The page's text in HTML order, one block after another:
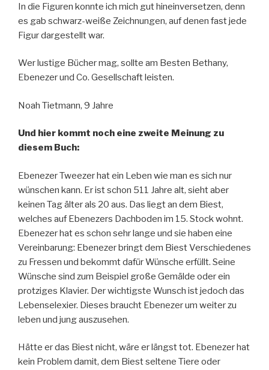
In die Figuren konnte ich mich gut hineinversetzen, denn
es gab schwarz-weiße Zeichnungen, auf denen fast jede
Figur dargestellt war.
Wer lustige Bücher mag, sollte am Besten Bethany,
Ebenezer und Co. Gesellschaft leisten.
Noah Tietmann, 9 Jahre
Und hier kommt noch eine zweite Meinung zu
diesem Buch:
Ebenezer Tweezer hat ein Leben wie man es sich nur
wünschen kann. Er ist schon 511 Jahre alt, sieht aber
keinen Tag älter als 20 aus. Das liegt an dem Biest,
welches auf Ebenezers Dachboden im 15. Stock wohnt.
Ebenezer hat es schon sehr lange und sie haben eine
Vereinbarung: Ebenezer bringt dem Biest Verschiedenes
zu Fressen und bekommt dafür Wünsche erfüllt. Seine
Wünsche sind zum Beispiel große Gemälde oder ein
protziges Klavier. Der wichtigste Wunsch ist jedoch das
Lebenselexier. Dieses braucht Ebenezer um weiter zu
leben und jung auszusehen.
Hätte er das Biest nicht, wäre er längst tot. Ebenezer hat
kein Problem damit, dem Biest seltene Tiere oder